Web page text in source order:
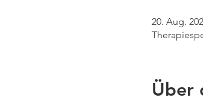
20. Aug.
Über